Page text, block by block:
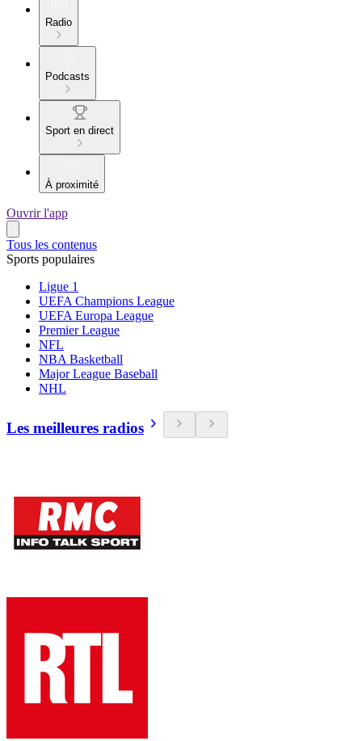
Radio
Podcasts
Sport en direct
À proximité
Ouvrir l'app
Tous les contenus
Sports populaires
Ligue 1
UEFA Champions League
UEFA Europa League
Premier League
NFL
NBA Basketball
Major League Baseball
NHL
Les meilleures radios